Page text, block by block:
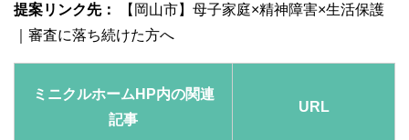
提案リンク先：
【岡山市】母子家庭×精神障害×生活保護
｜審査に落ち続けた方へ
ミニクルホームHP内の関連
記事
URL